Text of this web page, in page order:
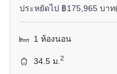
ประหยัดไป ฿175,965 บาท
1 ห้องนอน
34.5 ม.2